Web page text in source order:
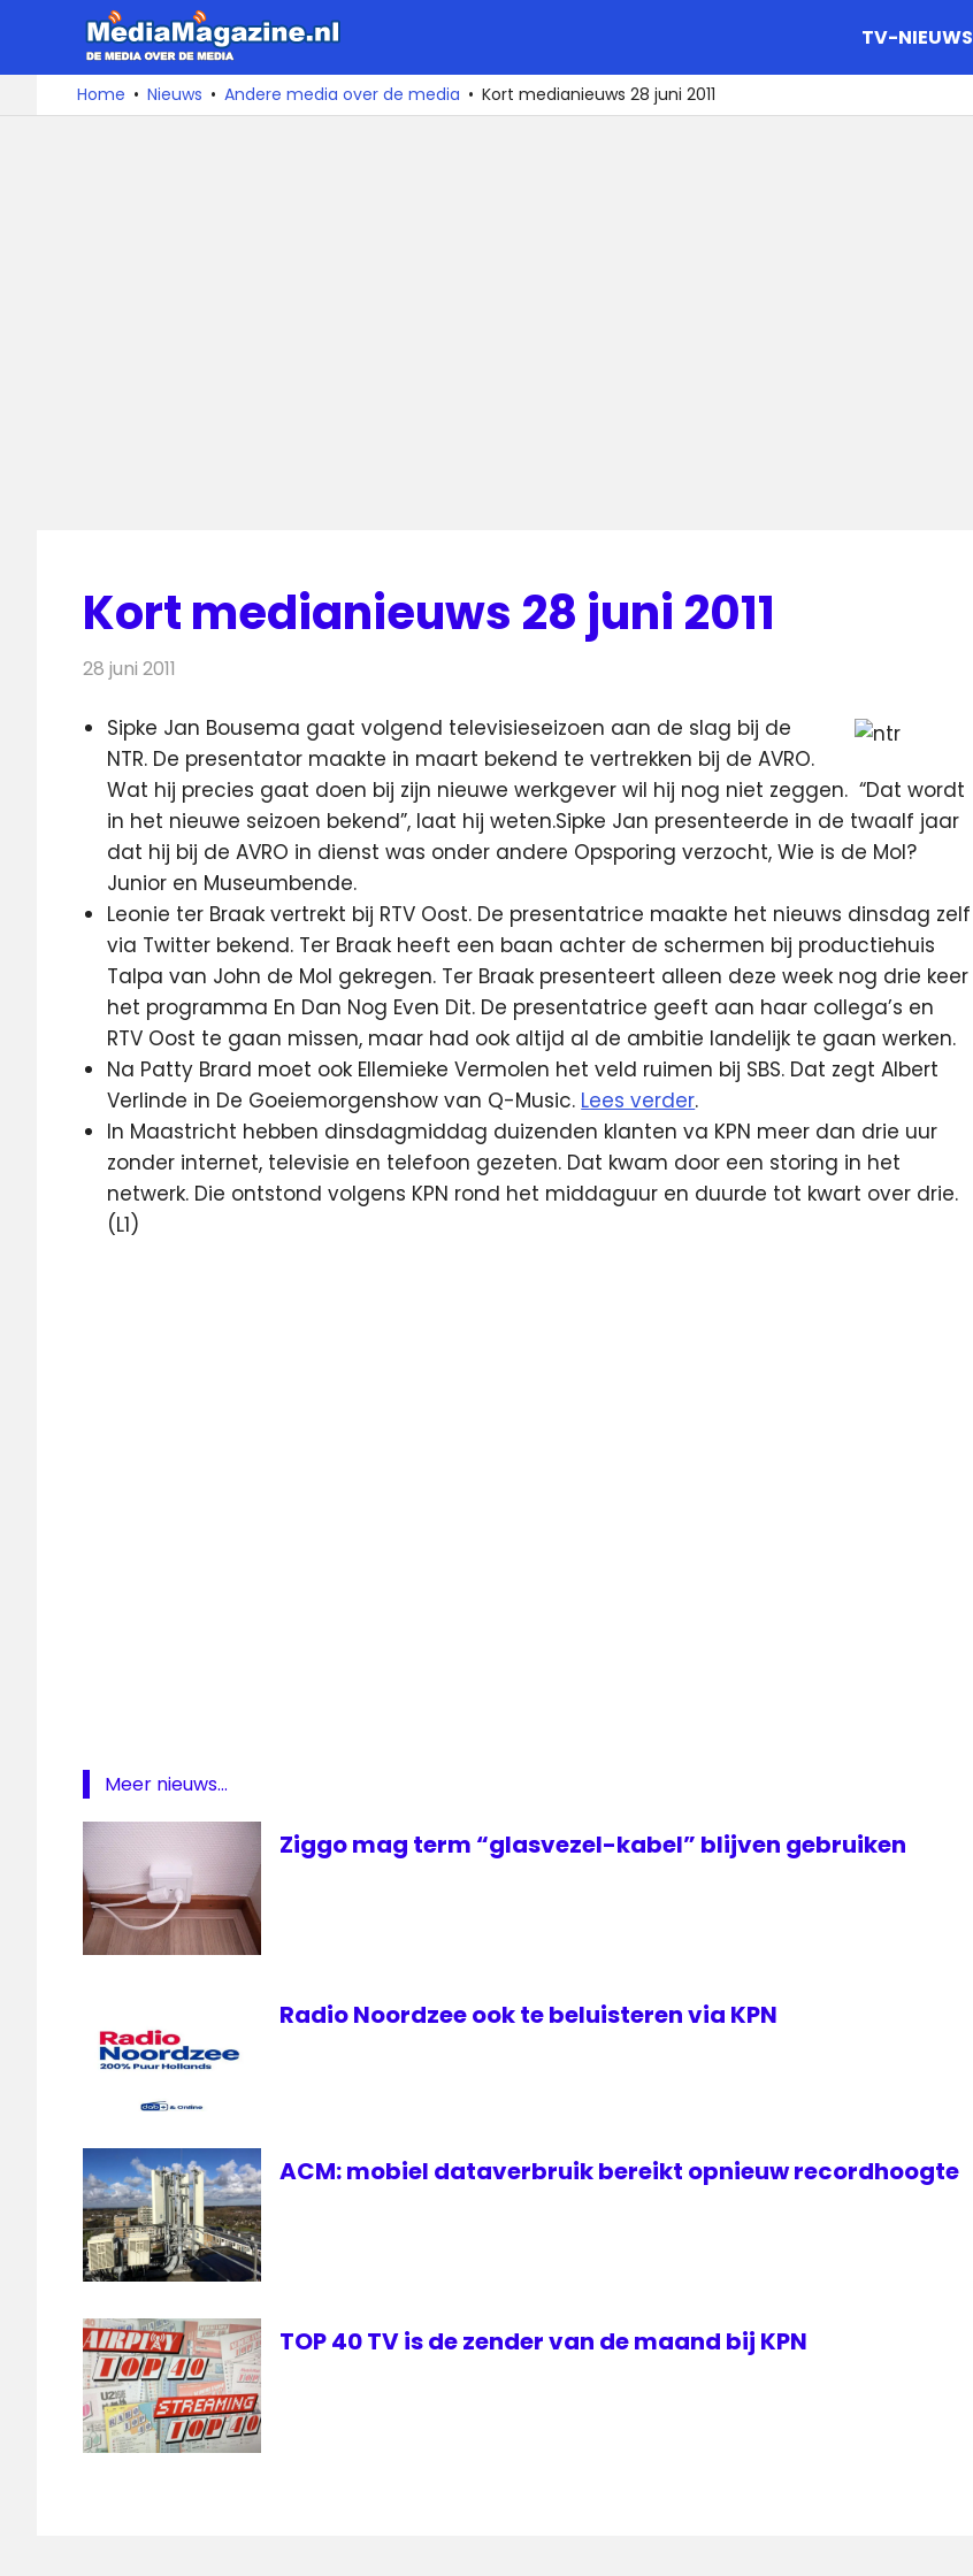
naar
De
media
over
TV-NIEUWS
Home Nieuws Andere media over de media Kort medianieuws 28 juni 2011
Kort medianieuws 28 juni 2011
28 juni 2011
Sipke Jan Bousema gaat volgend televisieseizoen aan de slag bij de
NTR. De presentator maakte in maart bekend te vertrekken bij de AVRO.
Wat hij precies gaat doen bij zijn nieuwe werkgever wil hij nog niet zeggen. “Dat wordt
in het nieuwe seizoen bekend”, laat hij weten.Sipke Jan presenteerde in de twaalf jaar
dat hij bij de AVRO in dienst was onder andere Opsporing verzocht, Wie is de Mol?
Junior en Museumbende.
Leonie ter Braak vertrekt bij RTV Oost. De presentatrice maakte het nieuws dinsdag zelf
via Twitter bekend. Ter Braak heeft een baan achter de schermen bij productiehuis
Talpa van John de Mol gekregen. Ter Braak presenteert alleen deze week nog drie keer
het programma En Dan Nog Even Dit. De presentatrice geeft aan haar collega’s en
RTV Oost te gaan missen, maar had ook altijd al de ambitie landelijk te gaan werken.
Na Patty Brard moet ook Ellemieke Vermolen het veld ruimen bij SBS. Dat zegt Albert
Verlinde in De Goeiemorgenshow van Q-Music. Lees verder.
In Maastricht hebben dinsdagmiddag duizenden klanten va KPN meer dan drie uur
zonder internet, televisie en telefoon gezeten. Dat kwam door een storing in het
netwerk. Die ontstond volgens KPN rond het middaguur en duurde tot kwart over drie.
(L1)
Meer nieuws...
Ziggo mag term “glasvezel-kabel” blijven gebruiken
Radio Noordzee ook te beluisteren via KPN
ACM: mobiel dataverbruik bereikt opnieuw recordhoogte
TOP 40 TV is de zender van de maand bij KPN